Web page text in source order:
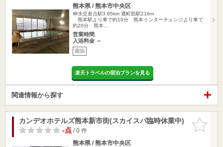
熊本県 / 熊本市中央区
神水交差点駅3.95km 通町筋駅216m
熊本駅より車で約10分 熊本インターチェンジより車で
約20分 熊本…
営業時間
入浴料金 ～
宿泊
楽天トラベルの宿泊プランを見る
関連情報から探す
お気に入
りに追加
カンデオホテルズ熊本新市街(スカイスパ臨時休業中)
-点/ 0 件
熊本県 / 熊本市中央区